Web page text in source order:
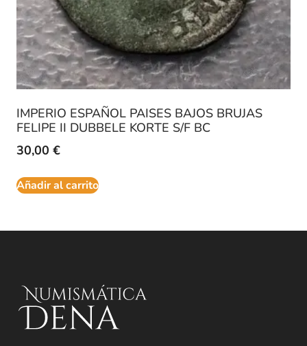
IMPERIO ESPAÑOL PAISES BAJOS BRUJAS
FELIPE II DUBBELE KORTE S/F BC
30,00 €
Añadir al carrito